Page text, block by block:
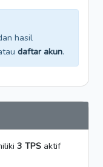
hasil
daftar akun.
3 TPS aktif